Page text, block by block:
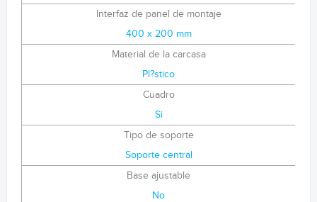
Interfaz de panel de montaje
400 x 200 mm
Material de la carcasa
Pl?stico
Cuadro
Si
Tipo de soporte
Soporte central
Base ajustable
No